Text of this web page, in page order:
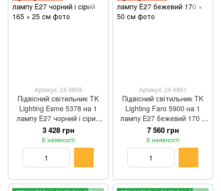
Артикул: 24-9858
Підвісний світильник TK
Lighting Esme 5378 на 1
лампу E27 чорний і сірий
165 × 25 см
3 428 грн
В наявності
Артикул: 24-9861
Підвісний світильник TK
Lighting Faro 5900 на 1
лампу E27 бежевий 170 ×
50 см
7 560 грн
В наявності